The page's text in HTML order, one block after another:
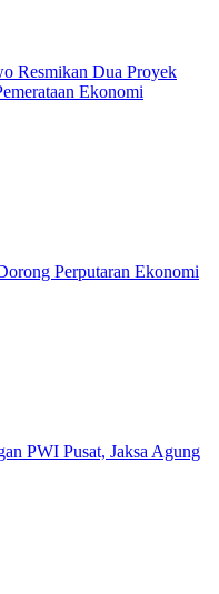
Resmikan Dua Proyek
Ekonomi
Perputaran Ekonomi
PWI Pusat, Jaksa Agung